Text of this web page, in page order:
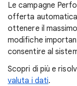
Le campagne
offerta automatica
ottenere il
modifiche
consentire al
Scopri di più e
valuta i dati.